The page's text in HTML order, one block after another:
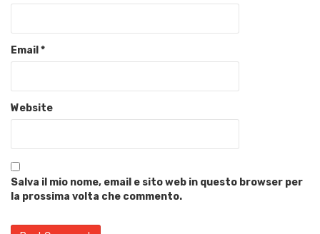
Email *
Website
Salva il mio nome, email e sito web in questo browser per
la prossima volta che commento.